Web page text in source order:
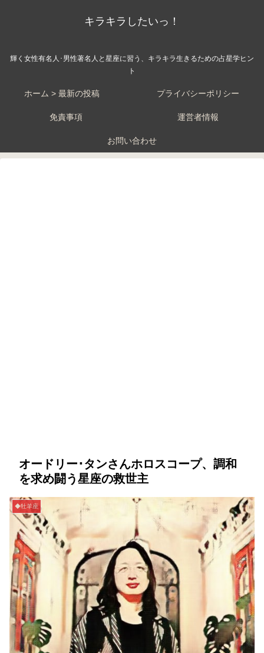
キラキラしたいっ！
輝く女性有名人･男性著名人と星座に習う、キラキラ生きるための占星学ヒン
ト
ホーム > 最新の投稿 プライバシーポリシー
免責事項 運営者情報
お問い合わせ
オードリー･タンさんホロスコープ、調和
を求め闘う星座の救世主
◆牡羊座